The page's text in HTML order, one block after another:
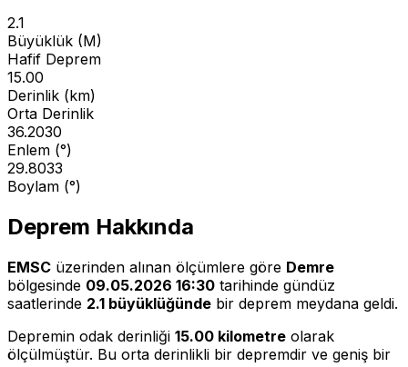
2.1
Büyüklük (M)
Hafif Deprem
15.00
Derinlik (km)
Orta Derinlik
36.2030
Enlem (°)
29.8033
Boylam (°)
Deprem Hakkında
EMSC üzerinden alınan ölçümlere göre Demre
bölgesinde 09.05.2026 16:30 tarihinde gündüz
saatlerinde 2.1 büyüklüğünde bir deprem meydana geldi.
Depremin odak derinliği 15.00 kilometre olarak
ölçülmüştür. Bu orta derinlikli bir depremdir ve geniş bir